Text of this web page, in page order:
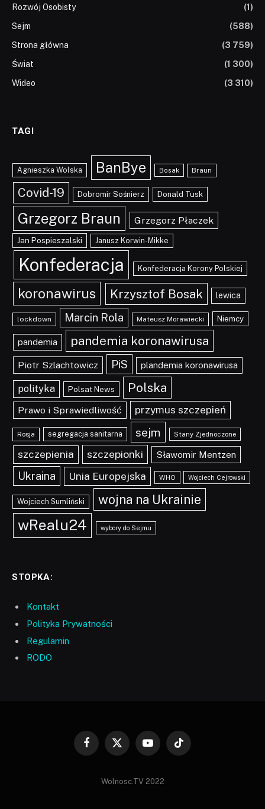
Rozwój Osobisty
(1)
Sejm
(588)
Strona główna
(3 759)
Świat
(1 300)
Wideo
(3 310)
TAGI
Agnieszka Wolska BanBye Bosak Braun
Covid-19 Dobromir Sośnierz Donald Tusk
Grzegorz Braun Grzegorz Płaczek
Jan Pospieszalski Janusz Korwin-Mikke
Konfederacja Konfederacja Korony Polskiej
koronawirus Krzysztof Bosak lewica
lockdown Marcin Rola Mateusz Morawiecki Niemcy
pandemia pandemia koronawirusa
Piotr Szlachtowicz PiS plandemia koronawirusa
polityka Polsat News Polska
Prawo i Sprawiedliwość przymus szczepień
Rosja segregacja sanitarna sejm Stany Zjednoczone
szczepienia szczepionki Sławomir Mentzen
Ukraina Unia Europejska WHO Wojciech Cejrowski
Wojciech Sumliński wojna na Ukrainie
wRealu24 wybory do Sejmu
STOPKA:
Kontakt
Polityka Prywatności
Regulamin
RODO
Facebook
X
YouTubeTikTok
Wolnosc.TV 2022